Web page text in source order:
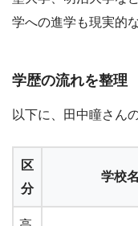
学への進学も現実的
学歴の流れを整理
以下に、田中瞳さん
区
分
学校名